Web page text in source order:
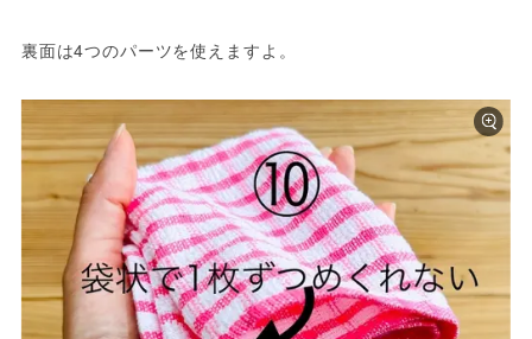
裏面は4つのパーツを使えますよ。